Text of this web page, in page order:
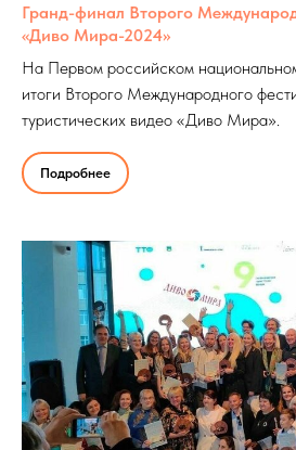
Гранд-финал Второго
«Диво Мира-2024»
На Первом российском
итоги Второго Международного
туристических видео «Диво Мира».
Подробнее